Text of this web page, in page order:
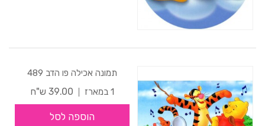
תמונה אכילה פו הדב 489
1 במארז
39.00 ש"ח
הוספה לסל